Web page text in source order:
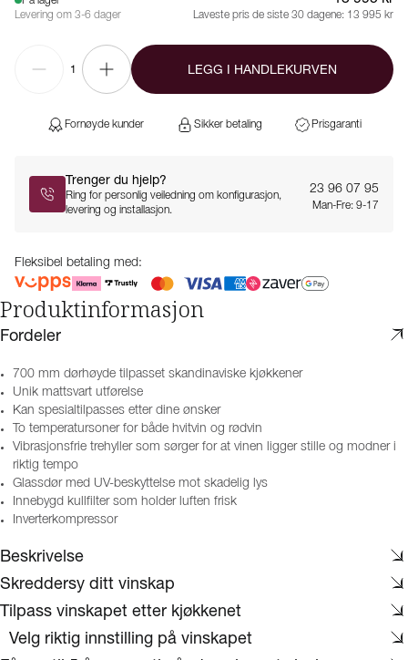
Levering om 3-6 dager
Laveste pris de siste 30 dagene: 13 995 kr
1 LEGG I HANDLEKURVEN
Fornøyde kunder Sikker betaling Prisgaranti
Trenger du hjelp?
Ring for personlig veiledning om konfigurasjon,
levering og installasjon.
23 96 07 95
Man-Fre: 9-17
Fleksibel betaling med:
Produktinformasjon
Fordeler
700 mm dørhøyde tilpasset skandinaviske kjøkkener
Unik mattsvart utførelse
Kan spesialtilpasses etter dine ønsker
To temperatursoner for både hvitvin og rødvin
Vibrasjonsfrie trehyller som sørger for at vinen ligger stille og modner i
riktig tempo
Glassdør med UV-beskyttelse mot skadelig lys
Innebygd kullfilter som holder luften frisk
Inverterkompressor
Beskrivelse
Skreddersy ditt vinskap
Tilpass vinskapet etter kjøkkenet
​ ​​ Velg riktig innstilling på vinskapet